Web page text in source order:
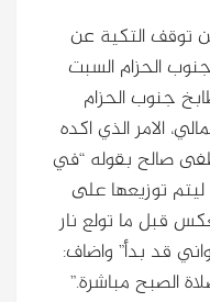
توقف التكية عن
الحزام السبت
جنوب الحزام
الامر الذي اكده
صالح بقوله “في
ليتم توزيعها على
قبل ما تولع نار
قد بدأ” واضاف:
الصبح مباشرة.”